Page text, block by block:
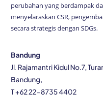
perubahan yang berdampak
menyelaraskan CSR,
secara strategis dengan SDGs.
Bandung
Jl. Rajamantri Kidul No.7,
Bandung,
T +62 22-8735 4402